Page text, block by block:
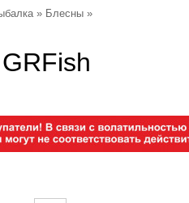
» Блесны »